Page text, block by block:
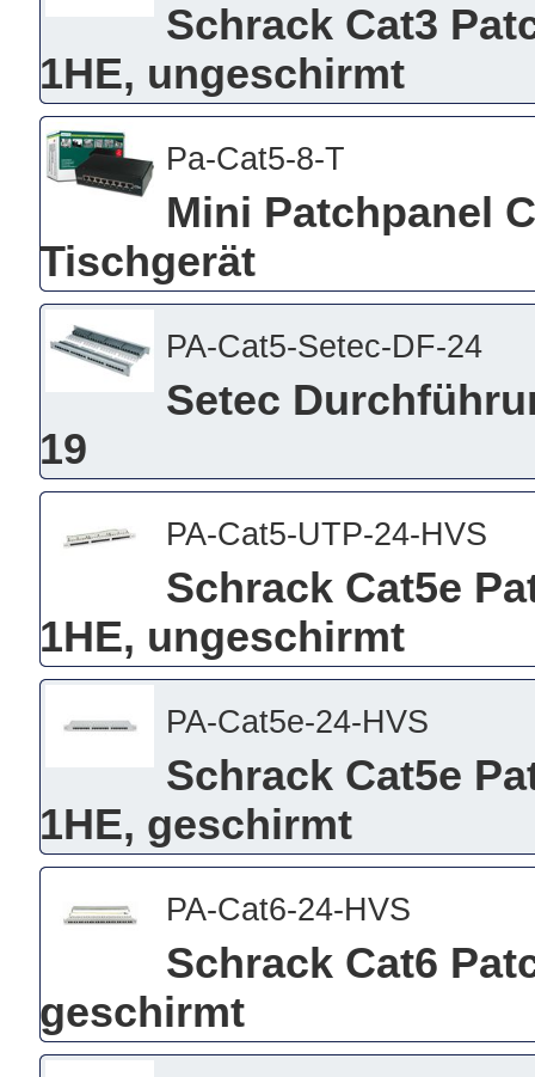
Schrack Cat3
1HE, ungeschirmt
Pa-Cat5-8-T
Mini Patchpanel
Tischgerät
PA-Cat5-Setec-DF-24
Setec
19
PA-Cat5-UTP-24-HVS
Schrack Cat5e
1HE, ungeschirmt
PA-Cat5e-24-HVS
Schrack Cat5e
1HE, geschirmt
PA-Cat6-24-HVS
Schrack Cat6
geschirmt